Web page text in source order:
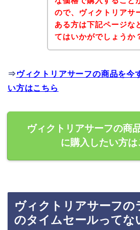
ので、ヴィクトリアサ
ある方は下記ページな
てはいかがでしょうか
⇒ ヴィクトリアサーフの商品を今
い方はこちら
ヴィクトリアサーフの商
に購入したい方は
ヴィクトリアサーフの
のタイムセールってな